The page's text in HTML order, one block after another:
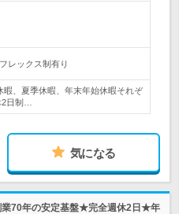
レックス制有り
暇、夏季休暇、年末年始休暇それぞ
日制…
気になる
70年の安定基盤★完全週休2日★年